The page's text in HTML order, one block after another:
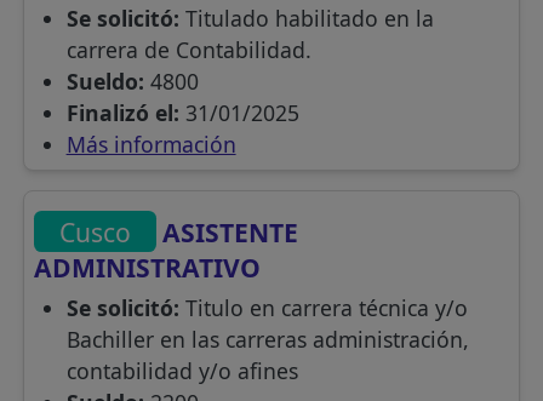
Se solicitó: Titulado habilitado en la
carrera de Contabilidad.
Sueldo: 4800
Finalizó el: 31/01/2025
Más información
Cusco
ASISTENTE
ADMINISTRATIVO
Se solicitó: Titulo en carrera técnica y/o
Bachiller en las carreras administración,
contabilidad y/o afines